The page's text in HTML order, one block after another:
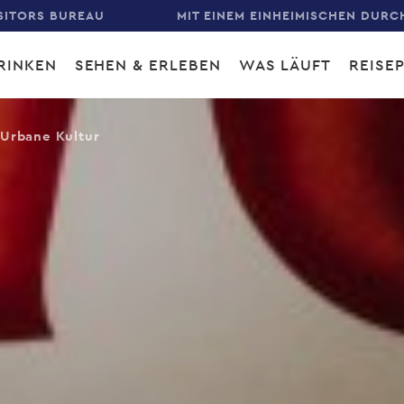
BUREAU MIT EINEM EINHEIMISCHEN
SEHEN & ERLEBEN WAS LÄUFT
Urbane Kultur